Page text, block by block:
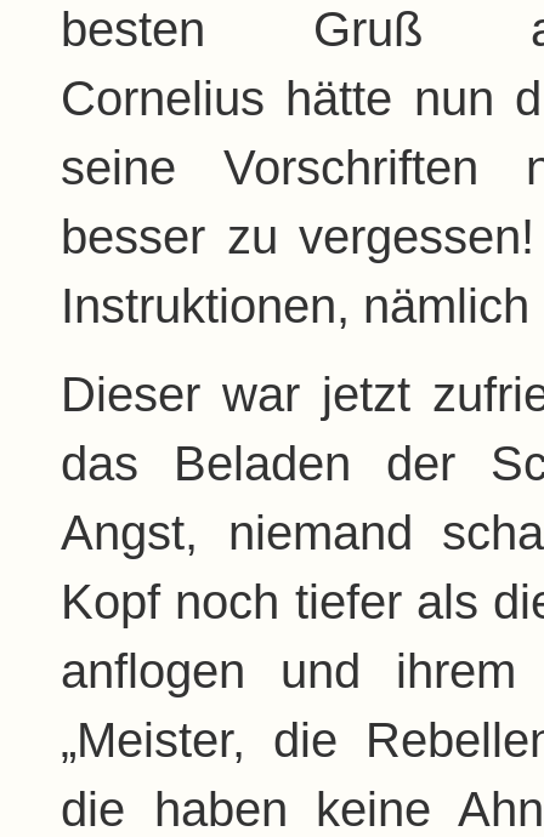
besten Gruß
Cornelius hätte nun
seine Vorschriften
besser zu
Instruktionen,
Dieser war jetzt
das Beladen der
Angst, niemand
Kopf noch tiefer als
anflogen und ihrem
„Meister, die
die haben keine